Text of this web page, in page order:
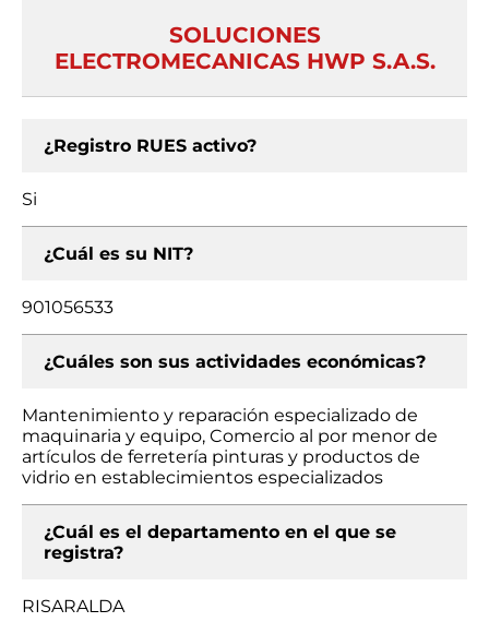
SOLUCIONES
ELECTROMECANICAS HWP S.A.S.
¿Registro RUES activo?
Si
¿Cuál es su NIT?
901056533
¿Cuáles son sus actividades económicas?
Mantenimiento y reparación especializado de
maquinaria y equipo, Comercio al por menor de
artículos de ferretería pinturas y productos de
vidrio en establecimientos especializados
¿Cuál es el departamento en el que se
registra?
RISARALDA